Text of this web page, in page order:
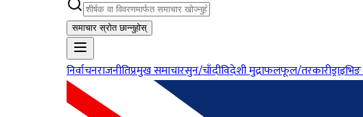
समाचार स्रोत छान्नुहोस्
निर्वाचनराजनीतिप्रमुख समाचारसुन/चाँदीविदेशी मुद्राफलफूल/तरकारी